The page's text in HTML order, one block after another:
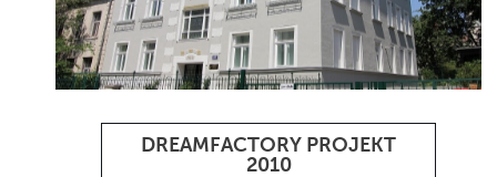
DREAMFACTORY PROJEKT
2010